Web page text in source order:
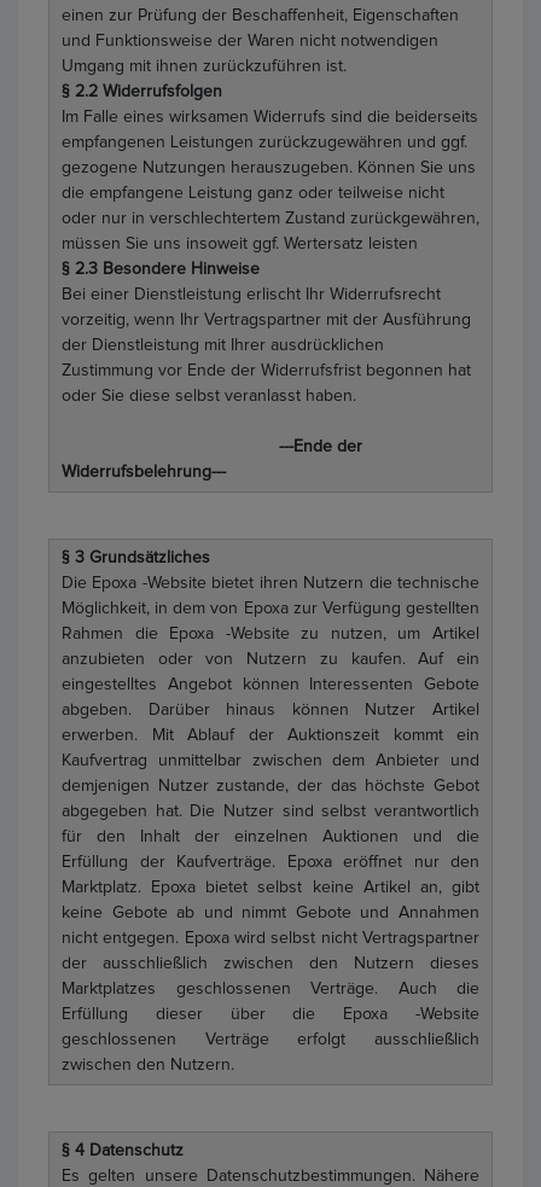
einen zur Prüfung der Beschaffenheit, Eigenschaften
und Funktionsweise der Waren nicht notwendigen
Umgang mit ihnen zurückzuführen ist.
§ 2.2 Widerrufsfolgen
Im Falle eines wirksamen Widerrufs sind die beiderseits
empfangenen Leistungen zurückzugewähren und ggf.
gezogene Nutzungen herauszugeben. Können Sie uns
die empfangene Leistung ganz oder teilweise nicht
oder nur in verschlechtertem Zustand zurückgewähren,
müssen Sie uns insoweit ggf. Wertersatz leisten
§ 2.3 Besondere Hinweise
Bei einer Dienstleistung erlischt Ihr Widerrufsrecht
vorzeitig, wenn Ihr Vertragspartner mit der Ausführung
der Dienstleistung mit Ihrer ausdrücklichen
Zustimmung vor Ende der Widerrufsfrist begonnen hat
oder Sie diese selbst veranlasst haben.
---Ende der
Widerrufsbelehrung---
§ 3 Grundsätzliches
Die Epoxa -Website bietet ihren Nutzern die technische
Möglichkeit, in dem von Epoxa zur Verfügung gestellten
Rahmen die Epoxa -Website zu nutzen, um Artikel
anzubieten oder von Nutzern zu kaufen. Auf ein
eingestelltes Angebot können Interessenten Gebote
abgeben. Darüber hinaus können Nutzer Artikel
erwerben. Mit Ablauf der Auktionszeit kommt ein
Kaufvertrag unmittelbar zwischen dem Anbieter und
demjenigen Nutzer zustande, der das höchste Gebot
abgegeben hat. Die Nutzer sind selbst verantwortlich
für den Inhalt der einzelnen Auktionen und die
Erfüllung der Kaufverträge. Epoxa eröffnet nur den
Marktplatz. Epoxa bietet selbst keine Artikel an, gibt
keine Gebote ab und nimmt Gebote und Annahmen
nicht entgegen. Epoxa wird selbst nicht Vertragspartner
der ausschließlich zwischen den Nutzern dieses
Marktplatzes geschlossenen Verträge. Auch die
Erfüllung dieser über die Epoxa -Website
geschlossenen Verträge erfolgt ausschließlich
zwischen den Nutzern.
§ 4 Datenschutz
Es gelten unsere Datenschutzbestimmungen. Nähere